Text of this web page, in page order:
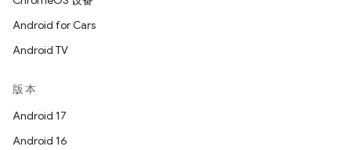
Android for Cars
Android TV
版本
Android 17
Android 16